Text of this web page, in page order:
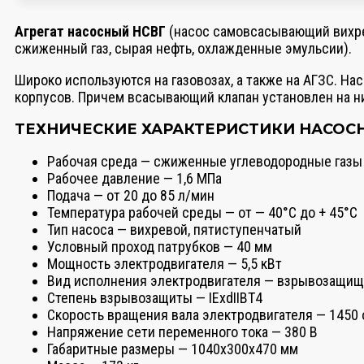
Агрегат насосный НСВГ (насос самовсасывающий
сжиженный газ, сырая нефть, охлажденные эмульсии).
Широко используются на газовозах, а также на АГЗС.
корпусов. Причем всасывающий клапан установлен на
ТЕХНИЧЕСКИЕ ХАРАКТЕРИСТИКИ
Рабочая среда — сжиженные углеводородные газы
Рабочее давление — 1,6 МПа
Подача — от 20 до 85 л/мин
Температура рабочей среды — от — 40°С до + 45°С
Тип насоса — вихревой, пятиступенчатый
Условный проход патрубков — 40 мм
Мощность электродвигателя — 5,5 кВт
Вид исполнения электродвигателя —
Степень взрывозащиты — IExdIIBT4
Скорость вращения вала электродвигателя —
Напряжение сети переменного тока — 380 В
Габаритные размеры — 1040х300х470 мм